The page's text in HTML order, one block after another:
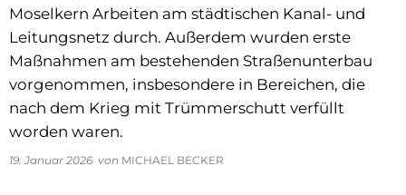
Datenschutz
Barrierefreiheit
Straßenbauarbeiten Weiersbach
Abfuhrtermine 2026 für Fäkalschlamm aus
Anpassung der Gebühren und Beiträge des
Öffungszeiten Feiertage
Moselkern Arbeiten am städtischen Kanal- und
Leitungsnetz durch. Außerdem wurden erste
Maßnahmen am bestehenden Straßenunterbau
vorgenommen, insbesondere in Bereichen, die
nach dem Krieg mit Trümmerschutt verfüllt
worden waren.
19. Januar 2026 von MICHAEL BECKER